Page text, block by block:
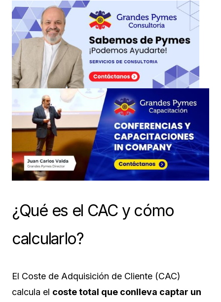
¿Qué es el CAC y cómo
calcularlo?
El Coste de Adquisición de Cliente (CAC)
calcula el coste total que conlleva captar un